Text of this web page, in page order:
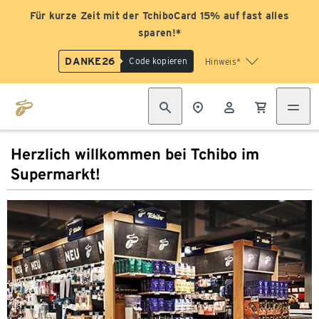
Für kurze Zeit mit der TchiboCard 15% auf fast alles
sparen!*
DANKE26 Code kopieren Hinweis*
Herzlich willkommen bei Tchibo im
Supermarkt!